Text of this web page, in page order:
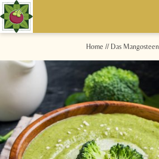
Home // Das Mangosteen